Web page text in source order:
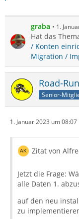
graba 1.
Hat das
/ Konten
Migration /
Road-
Senior-
1. Januar 2023 um 08:07
Zitat von
Jetzt die Frage:
alle Daten 1.
auf den neu
zu